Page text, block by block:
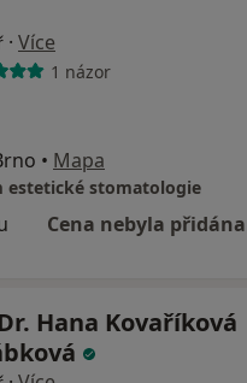
· Více
1 názor
• Mapa
estetické stomatologie
Cena nebyla přidána
Hana Kovaříková